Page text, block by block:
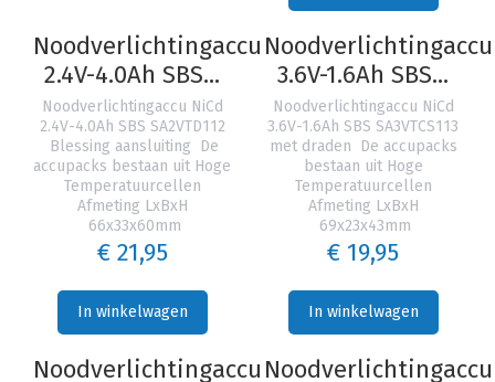
Noodverlichtingaccu
2.4V-4.0Ah SBS...
Noodverlichtingaccu NiCd
2.4V-4.0Ah SBS SA2VTD112
Blessing aansluiting De
accupacks bestaan uit Hoge
Temperatuurcellen
Afmeting LxBxH
66x33x60mm
€ 21,95
In winkelwagen
Noodverlichtingaccu
3.6V-1.6Ah SBS...
Noodverlichtingaccu NiCd
3.6V-1.6Ah SBS SA3VTCS113
met draden De accupacks
bestaan uit Hoge
Temperatuurcellen
Afmeting LxBxH
69x23x43mm
€ 19,95
In winkelwagen
Noodverlichtingaccu Noodverlichtingaccu